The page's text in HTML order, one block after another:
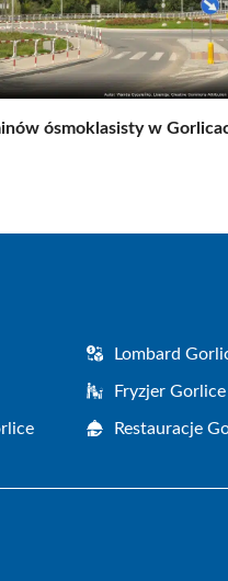
ósmoklasisty w
Lombard
Fryzjer Gorlice
Restauracje